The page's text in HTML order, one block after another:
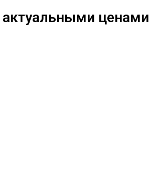
ценами